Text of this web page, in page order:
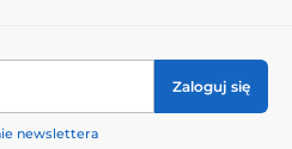
Zaloguj się
newslettera